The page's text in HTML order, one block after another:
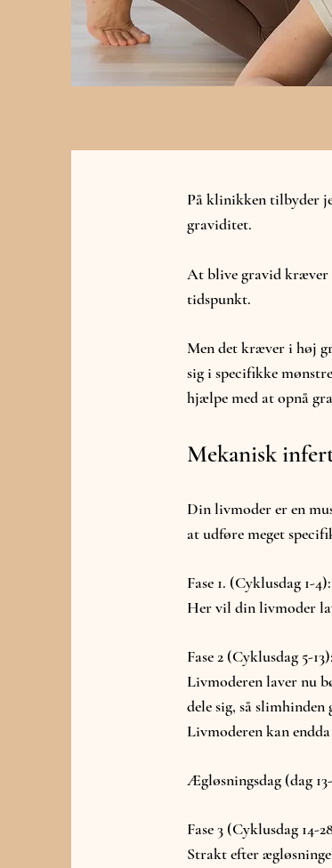
På klinikken tilbyder
graviditet.
At blive gravid kræver
tidspunkt.
Men det kræver i høj
sig i specifikke
hjælpe med at opnå
Mekanisk
Din livmoder er en
at udføre meget
Fase 1. (Cyklusdag 1-
Her vil din livmoder
Fase 2 (Cyklusdag 5-
Livmoderen laver nu
dele sig, så
Livmoderen kan
Ægløsningsdag (dag
Fase 3 (Cyklusdag 14-
Strakt efter